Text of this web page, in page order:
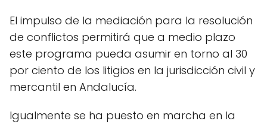
El impulso de la mediación para la resolución
de conflictos permitirá que a medio plazo
este programa pueda asumir en torno al 30
por ciento de los litigios en la jurisdicción civil y
mercantil en Andalucía.
Igualmente se ha puesto en marcha en la